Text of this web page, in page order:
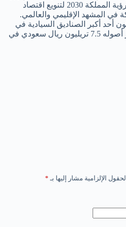
وذلك سعياً لتحقيق مستهدفات رؤية المملكة 2030 لتنويع اقتصاد
في المشهد الإقليمي والعالمي.
أحد أكبر الصناديق السيادية في
العالم، حيث يستهدف أن تتجاوز أصوله 7.5 تريليون ريال سعودي في
الحقول الإلزامية مشار إليها بـ *